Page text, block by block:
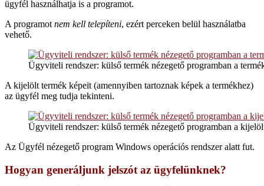
ügyfél használhatja is a programot.
A programot nem kell telepíteni, ezért perceken belül használatba
vehető.
Ügyviteli rendszer: külső termék nézegető programban a
A kijelölt termék képeit (amennyiben tartoznak képek a termékhez)
az ügyfél meg tudja tekinteni.
Ügyviteli rendszer: külső termék nézegető programban a
Az Ügyfél nézegető program Windows operációs rendszer alatt fut.
Hogyan generáljunk jelszót az ügyfelünknek?